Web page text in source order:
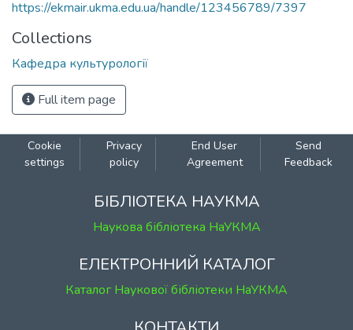
https://ekmair.ukma.edu.ua/handle/123456789/7397
Collections
Кафедра культурології
Full item page
Cookie
settings
Privacy
policy
End User
Agreement
Send
Feedback
БІБЛІОТЕКА НАУКМА
Наукова бібліотека НаУКМА
ЕЛЕКТРОННИЙ КАТАЛОГ
Каталог Наукової бібліотеки НаУКМА